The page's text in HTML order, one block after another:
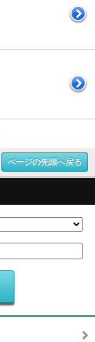
ページの先頭へ戻る